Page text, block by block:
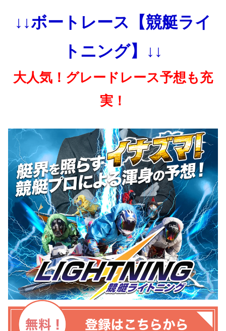
↓↓ボートレース【競艇ライ
トニング】↓↓
大人気！グレードレース予想も充
実！